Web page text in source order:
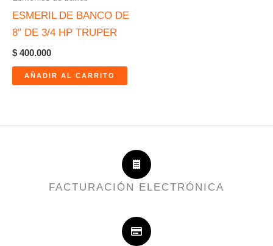
ESMERIL DE BANCO DE
8″ DE 3/4 HP TRUPER
$ 400.000
AÑADIR AL CARRITO
FACTURACIÓN ELECTRÓNICA